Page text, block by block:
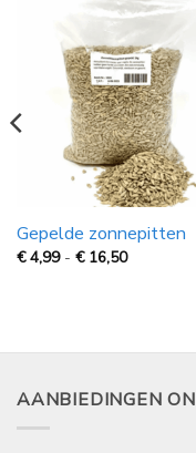
Gepelde zonnepitten
€4,99 - € 16,50Prijsklasse:
AANBIEDINGEN